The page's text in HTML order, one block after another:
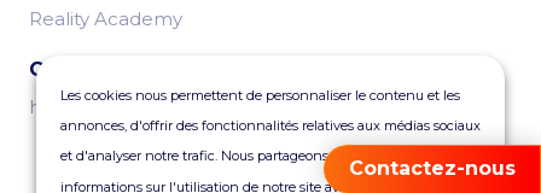
Reality Academy
Contactez-nous
hello@reality.fr
Contactez-nous
Les cookies nous permettent de personnaliser le contenu et les
annonces, d'offrir des fonctionnalités relatives aux médias sociaux
et d'analyser notre trafic. Nous partageons également des
informations sur l'utilisation de notre site avec nos partenaires de